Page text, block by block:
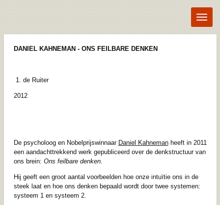
hoofdinhoud
DANIEL KAHNEMAN - ONS FEILBARE DENKEN
de Ruiter
2012
De psycholoog en Nobelprijswinnaar Daniel Kahnemanheeft in 2011
een aandachttrekkend werk gepubliceerd over de denkstructuur van
ons brein: Ons feilbare denken.
Hij geeft een groot aantal voorbeelden hoe onze intuïtie ons in de
steek laat en hoe ons denken bepaald wordt door twee systemen:
systeem 1 en systeem 2.